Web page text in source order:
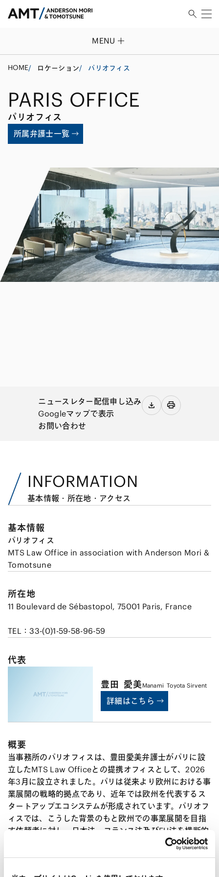
MENU
HOME/ ロケーション/ パリオフィス
PARIS OFFICE
パリオフィス
所属弁護士一覧
ニュースレター配信申し込み
Googleマップで表示
お問い合わせ
INFORMATION
基本情報・所在地・アクセス
基本情報
パリオフィス
MTS Law Office in association with Anderson Mori &
Tomotsune
所在地
11 Boulevard de Sébastopol, 75001 Paris, France
TEL：33-(0)1-59-58-96-59
代表
豊田 愛美Manami Toyota Sirvent
詳細はこちら
概要
当事務所のパリオフィスは、豊田愛美弁護士がパリに設
立したMTS Law Officeとの提携オフィスとして、2026
年3月に設立されました。パリは従来より欧州における事
業展開の戦略的拠点であり、近年では欧州を代表するス
タートアップエコシステムが形成されています。パリオフ
ィスでは、こうした背景のもと欧州での事業展開を目指
す依頼者に対し、日本法、フランス法及びEU法を横断的
にカバーした、質の高いタイムリーなサポートを提供し
ています。主な取扱分野は次のとおりです。